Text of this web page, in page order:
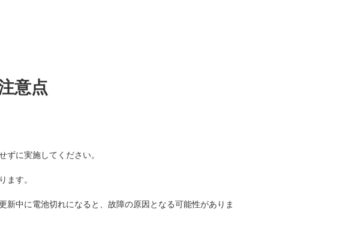
意点
ずに実施してください。
ます。
中に電池切れになると、故障の原因となる可能性がありま